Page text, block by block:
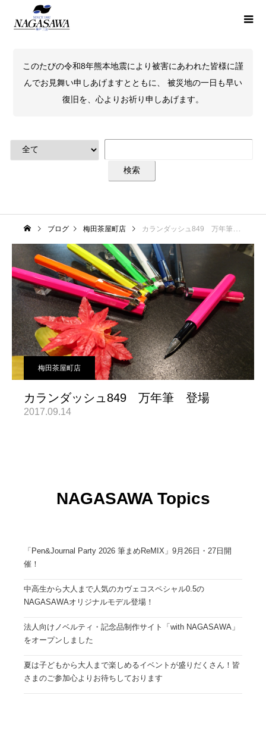
このたびの令和8年熊本地震により被害にあわれた皆様に謹
んでお見舞い申しあげますとともに、 被災地の一日も早い
復旧を、心よりお祈り申しあげます。
ブログ 梅田茶屋町店 カランダッシュ849 万年筆 登場
梅田茶屋町店
カランダッシュ849 万年筆 登場
2017.09.14
NAGASAWA Topics
「Pen&Journal Party 2026 筆まめReMIX」9月26日・27日開
催！
中高生から大人まで人気のカヴェコスペシャル0.5の
NAGASAWAオリジナルモデル登場！
法人向けノベルティ・記念品制作サイト「with NAGASAWA」
をオープンしました
夏は子どもから大人まで楽しめるイベントが盛りだくさん！皆
さまのご参加心よりお待ちしております